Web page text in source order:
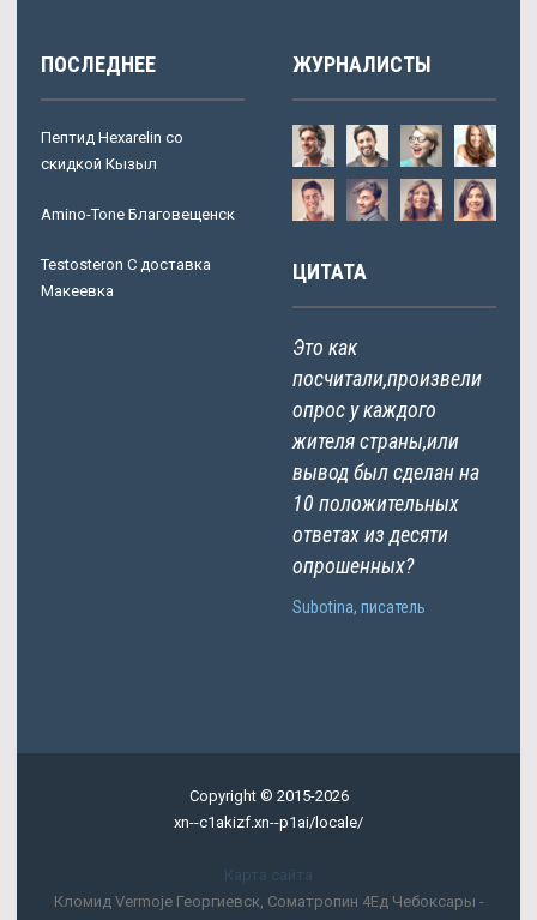
ПОСЛЕДНЕЕ
Пептид Hexarelin со
скидкой Кызыл
Amino-Tone Благовещенск
Testosteron C доставка
Макеевка
ЖУРНАЛИСТЫ
ЦИТАТА
Это как
посчитали,произвели
опрос у каждого
жителя страны,или
вывод был сделан на
10 положительных
ответах из десяти
опрошенных?
Subotina, писатель
Copyright © 2015-2026
xn--c1akizf.xn--p1ai/locale/
Карта сайта
Кломид Vermoje Георгиевск, Cоматропин 4Ед Чебоксары -